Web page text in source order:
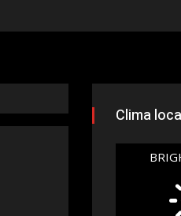
Clima